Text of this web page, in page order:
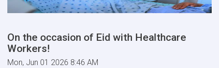
On the occasion of Eid with Healthcare
Workers!
Mon, Jun 01 2026 8:46 AM